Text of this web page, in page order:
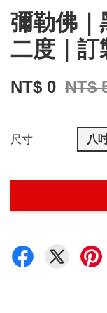
彌勒佛｜
二度｜訂
NT$ 0 NT$
尺寸 八